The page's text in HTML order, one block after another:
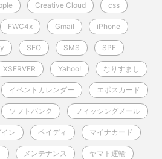
Creative Cloud css
FWC4x Gmail iPhone
SEO SMS SPF
XSERVER Yahoo! なりすまし
イベントカレンダー エポスカード
ソフトバンク フィッシングメール
ン ペイディ マイナカード
メンテナンス ヤマト運輸